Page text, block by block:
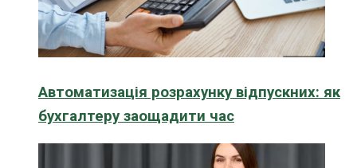
Автоматизація розрахунку відпускних: як
бухгалтеру заощадити час